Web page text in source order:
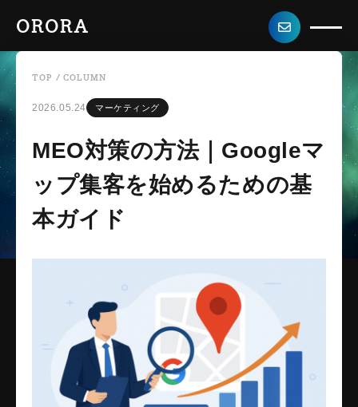
ORORA
TOP /COLUMN
2026.05.24 マーケティング
MEO対策の方法｜Googleマ
ップ集客を始めるための基
本ガイド